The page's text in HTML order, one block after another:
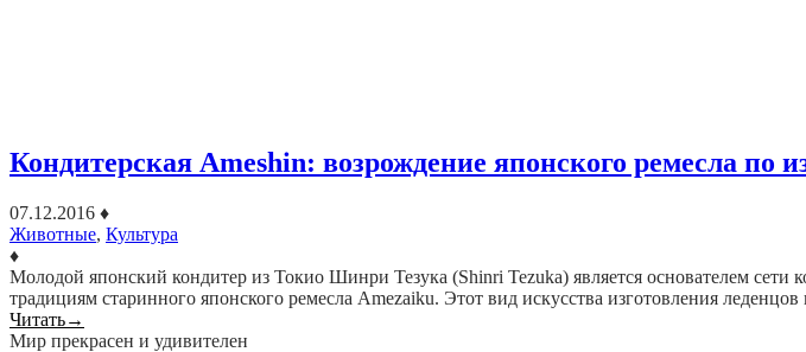
Кондитерская Ameshin: возрождение японского ремесла по
07.12.2016 ♦
Животные, Культура
♦
Молодой японский кондитер из Токио Шинри Тезука (Shinri Tezuka) является основателем
традициям старинного японского ремесла Amezaiku. Этот вид искусства изготовления
Читать→
Мир прекрасен и удивителен